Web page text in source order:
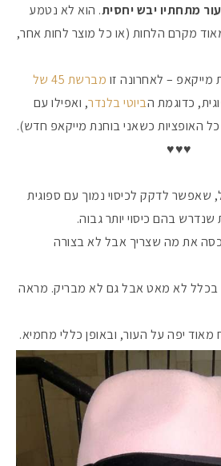
מתחתיו יבש יחסית. הוא לא נטמע
מקרם הלחות (או כל מוצר לחות אחר,
מייקאפ – לאחרונה זו
מברשת 45 של
כדוגמת הביוטי בלנדר, ואפילו עם
האופציות כשאני בוחנת מייקאפ חדש).
♥️♥️♥️
שאפשר לדקק לכיסוי נמוך עם ספוגית
בהם כיסוי יותר גבוה.
את מה שצריך אבל לא בצורה
בכלל לא מאט אבל גם לא מבריק. מראה
מאוד יפה על העור, ובאופן כללי מחמיא.